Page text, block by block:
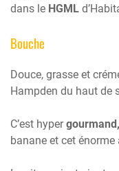
dans le HGML
Bouche
Douce, grasse et
Hampden du haut de
C’est hyper
banane et cet